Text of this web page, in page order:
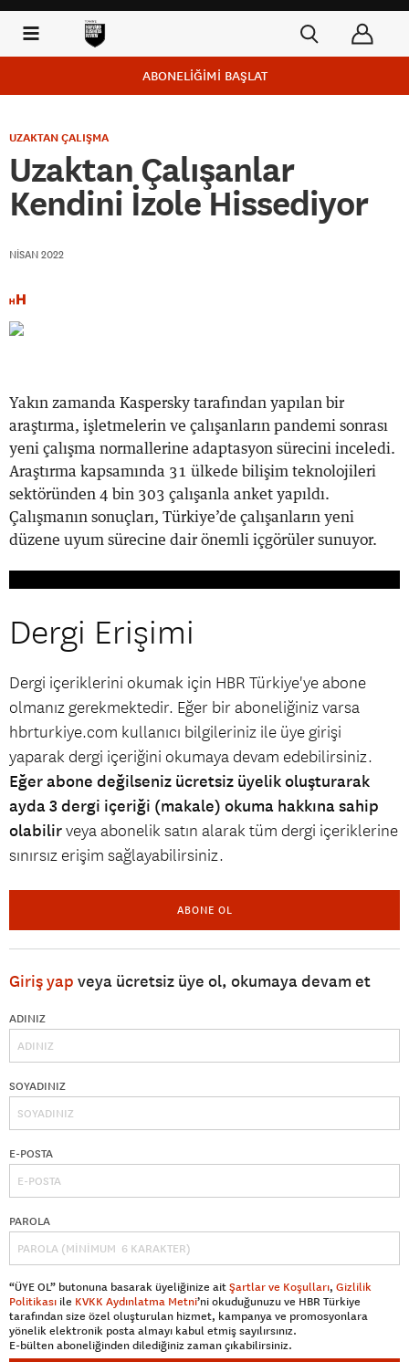
ABONELİĞİMİ BAŞLAT
UZAKTAN ÇALIŞMA
Uzaktan Çalışanlar
Kendini İzole Hissediyor
NISAN 2022
Yakın zamanda Kaspersky tarafından yapılan bir
araştırma, işletmelerin ve çalışanların pandemi sonrası
yeni çalışma normallerine adaptasyon sürecini inceledi.
Araştırma kapsamında 31 ülkede bilişim teknolojileri
sektöründen 4 bin 303 çalışanla anket yapıldı.
Çalışmanın sonuçları, Türkiye’de çalışanların yeni
düzene uyum sürecine dair önemli içgörüler sunuyor.
Dergi Erişimi
Dergi içeriklerini okumak için HBR Türkiye'ye abone
olmanız gerekmektedir. Eğer bir aboneliğiniz varsa
hbrturkiye.com kullanıcı bilgileriniz ile üye girişi
yaparak dergi içeriğini okumaya devam edebilirsiniz.
Eğer abone değilseniz ücretsiz üyelik oluşturarak
ayda 3 dergi içeriği (makale) okuma hakkına sahip
olabilirveya abonelik satın alarak tüm dergi içeriklerine
sınırsız erişim sağlayabilirsiniz.
ABONE OL
Giriş yap veya ücretsiz üye ol, okumaya devam et
ADINIZ
SOYADINIZ
E-POSTA
PAROLA
“ÜYE OL” butonuna basarak üyeliğinize aitŞartlar ve Koşulları, Gizlilik
Politikası ile KVKK Aydınlatma Metni’ni okuduğunuzu ve HBR Türkiye
tarafından size özel oluşturulan hizmet, kampanya ve promosyonlara
yönelik elektronik posta almayı kabul etmiş sayılırsınız.
E-bülten aboneliğinden dilediğiniz zaman çıkabilirsiniz.